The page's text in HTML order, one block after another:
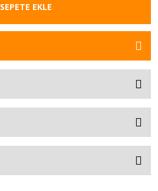
SEPETE EKLE